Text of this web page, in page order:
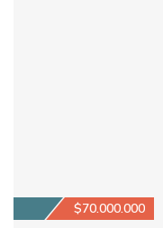
$70.000.000